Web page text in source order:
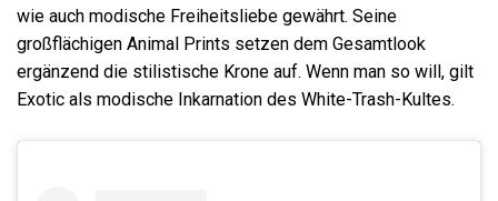
wie auch modische Freiheitsliebe gewährt. Seine
großflächigen Animal Prints setzen dem Gesamtlook
ergänzend die stilistische Krone auf. Wenn man so will, gilt
Exotic als modische Inkarnation des White-Trash-Kultes.